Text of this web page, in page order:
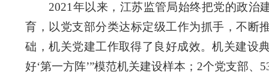
2021 年以来，江苏监管局始终把党的政治
育，以党支部分类达标定级工作为抓手，不断
础，机关党建工作取得了良好成效。机关建设
好‘第一方阵’”模范机关建设样本； 2个党支部、